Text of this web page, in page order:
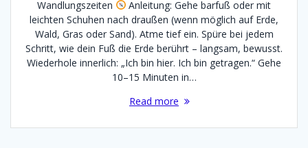
Wandlungszeiten
Anleitung: Gehe barfuß oder mit
leichten Schuhen nach draußen (wenn möglich auf Erde,
Wald, Gras oder Sand). Atme tief ein. Spüre bei jedem
Schritt, wie dein Fuß die Erde berührt – langsam, bewusst.
Wiederhole innerlich: „Ich bin hier. Ich bin getragen.“ Gehe
10–15 Minuten in…
Read more